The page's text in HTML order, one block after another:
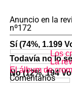
Anuncio en la
nº172
Sí (74%, 1.199
Todavía no lo
No(12%, 194
Los
La
El álbum de
Comentarios